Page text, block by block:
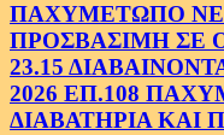
ΠΑΧΥΜΕΤΩΠΟ
ΠΡΟΣΒΑΣΙΜΗ ΣΕ
23.15
2026 ΕΠ.108
ΔΙΑΒΑΤΗΡΙΑ ΚΑΙ